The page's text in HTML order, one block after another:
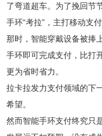
了弯道超车。为了挽回节
手环“考拉”，主打移动支
那时，智能穿戴设备被捧
手环即可完成支付，比打
更为省时省力。
拉卡拉发力支付领域的下
希望。
然而智能手环支付终究只